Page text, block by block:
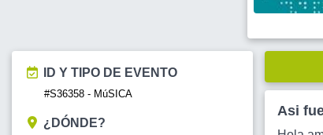
ID Y TIPO DE EVENTO
#S36358 - MúSICA
¿DÓNDE?
Asi